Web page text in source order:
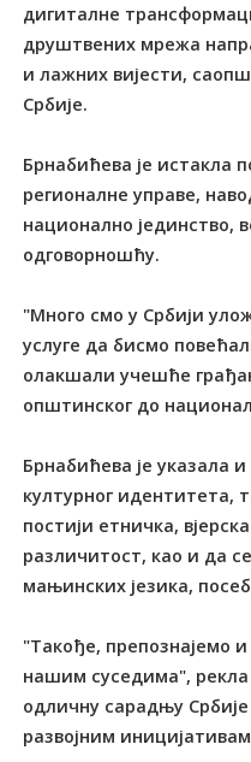
дигиталне
друштвених мрежа
и лажних вијести,
Србије.
Брнабићева је истакла
регионалне управе,
национално јединство,
одговорношћу.
"Много смо у Србији
услуге да бисмо
олакшали учешће
општинског до
Брнабићева је указала
културног идентитета,
постији етничка,
различитост, као и да
мањинских језика,
"Tакође, препознајемо
нашим суседима", рекла
одличну сарадњу
развојним